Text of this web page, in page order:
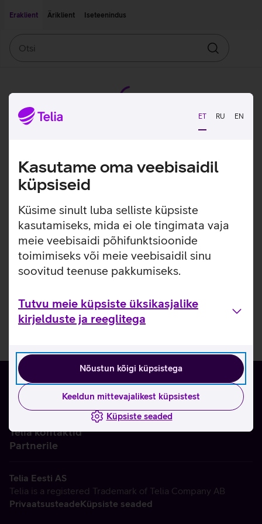
ET RU EN
Kasutame oma veebisaidil
küpsiseid
Küsime sinult luba selliste küpsiste
kasutamiseks, mida ei ole tingimata vaja
meie veebisaidi põhifunktsioonide
toimimiseks või meie veebisaidil sinu
soovitud teenuse pakkumiseks.
Tutvu meie küpsiste üksikasjalike
kirjelduste ja reeglitega
Nõustun kõigi küpsistega
Keeldun mittevajalikest küpsistest
Küpsiste seaded
Eraklient
Äriklient Iseteenindus
Otsin
Telia kontaktid
Partnerile
Telia Eesti AS
Telia is a registered Trademark of Telia Company AB
PrivaatsusteadeKüpsiste seaded